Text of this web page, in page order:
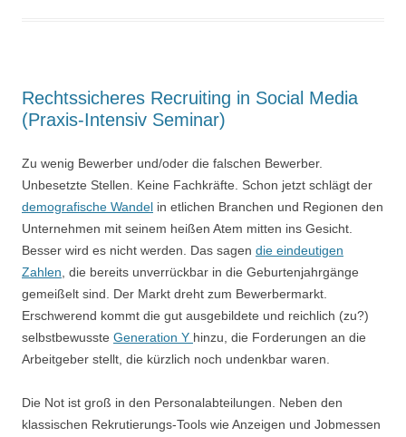
Rechtssicheres Recruiting in Social Media
(Praxis-Intensiv Seminar)
Zu wenig Bewerber und/oder die falschen Bewerber.
Unbesetzte Stellen. Keine Fachkräfte. Schon jetzt schlägt der
demografische Wandel in etlichen Branchen und Regionen den
Unternehmen mit seinem heißen Atem mitten ins Gesicht.
Besser wird es nicht werden. Das sagen die eindeutigen
Zahlen , die bereits unverrückbar in die Geburtenjahrgänge
gemeißelt sind. Der Markt dreht zum Bewerbermarkt.
Erschwerend kommt die gut ausgebildete und reichlich (zu?)
selbstbewusste Generation Y hinzu, die Forderungen an die
Arbeitgeber stellt, die kürzlich noch undenkbar waren.
Die Not ist groß in den Personalabteilungen. Neben den
klassischen Rekrutierungs-Tools wie Anzeigen und Jobmessen